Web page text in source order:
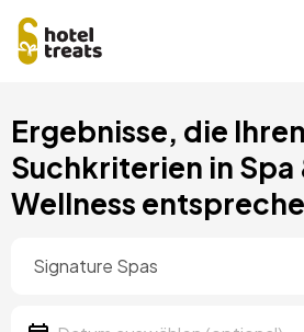
zum
Inhalt
Ergebnisse, die Ihren
Suchkriterien in Spa
Wellness
Datum